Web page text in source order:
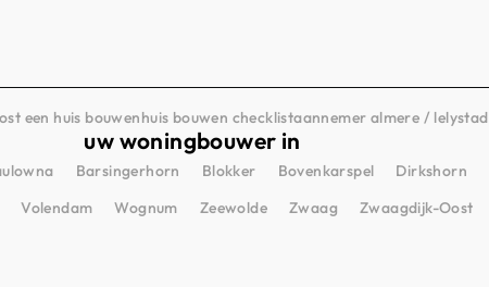
een huis bouwenhuis bouwen checklistaannemer almere / lelystad
uw woningbouwer in
Barsingerhorn Blokker Bovenkarspel Dirkshorn
Volendam Wognum Zeewolde Zwaag Zwaagdijk-Oost